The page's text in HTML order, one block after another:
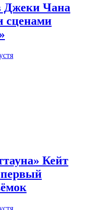
Джеки Чана
сценами
Кейт
первый